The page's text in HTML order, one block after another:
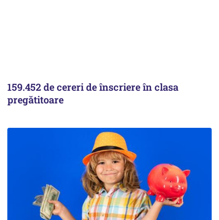
159.452 de cereri de înscriere în clasa
pregătitoare